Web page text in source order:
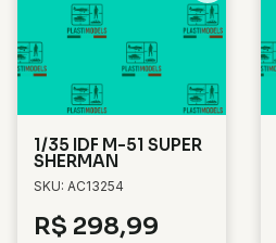
1/35 IDF M-51 SUPER
SHERMAN
SKU: AC13254
R$ 298,99